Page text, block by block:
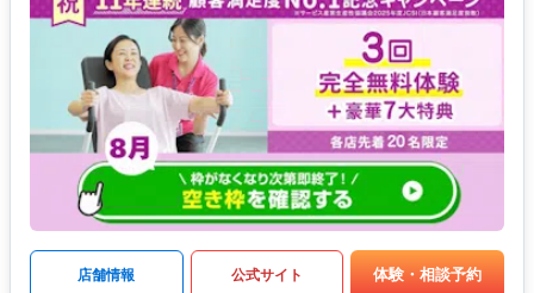
店舗情報 公式サイト 体験・相談予約